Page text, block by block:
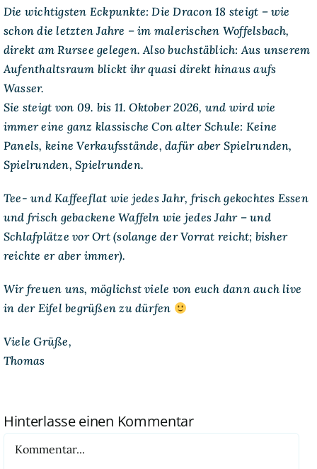
Die wichtigsten Eckpunkte: Die Dracon 18 steigt – wie
schon die letzten Jahre – im malerischen Woffelsbach,
direkt am Rursee gelegen. Also buchstäblich: Aus unserem
Aufenthaltsraum blickt ihr quasi direkt hinaus aufs
Wasser.
Sie steigt von 09. bis 11. Oktober 2026, und wird wie
immer eine ganz klassische Con alter Schule: Keine
Panels, keine Verkaufsstände, dafür aber Spielrunden,
Spielrunden, Spielrunden.
Tee- und Kaffeeflat wie jedes Jahr, frisch gekochtes Essen
und frisch gebackene Waffeln wie jedes Jahr – und
Schlafplätze vor Ort (solange der Vorrat reicht; bisher
reichte er aber immer).
Wir freuen uns, möglichst viele von euch dann auch live
in der Eifel begrüßen zu dürfen
Viele Grüße,
Thomas
Hinterlasse einen Kommentar
Kommentar